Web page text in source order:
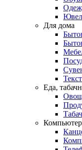
Для дома
Еда,